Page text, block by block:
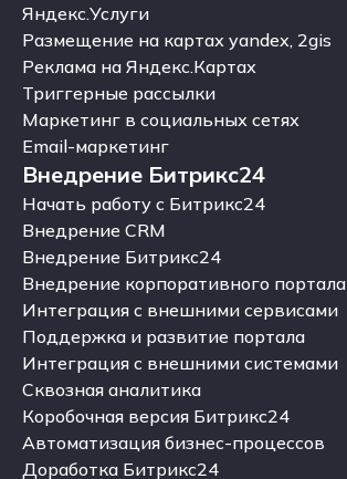
Настройка веб-аналитики
Яндекс.Услуги
Яндекс.Услуги
Размещение на картах yandex, 2gis
Размещение на картах yandex, 2gis
Реклама на Яндекс.Картах
Реклама на Яндекс.Картах
Триггерные рассылки
Триггерные рассылки
Маркетинг в социальных сетях
Маркетинг в социальных сетях
Email-маркетинг
Email-маркетинг
Внедрение Битрикс24
Внедрение Битрикс24
Начать работу с Битрикс24
Начать работу с Битрикс24
Внедрение CRM
Внедрение CRM
Внедрение Битрикс24
Внедрение Битрикс24
Внедрение корпоративного портала
Внедрение корпоративного портала
Интеграция с внешними сервисами
Интеграция с внешними сервисами
Поддержка и развитие портала
Поддержка и развитие портала
Интеграция с внешними системами
Интеграция с внешними системами
Сквозная аналитика
Сквозная аналитика
Коробочная версия Битрикс24
Коробочная версия Битрикс24
Автоматизация бизнес-процессов
Автоматизация бизнес-процессов
Доработка Битрикс24